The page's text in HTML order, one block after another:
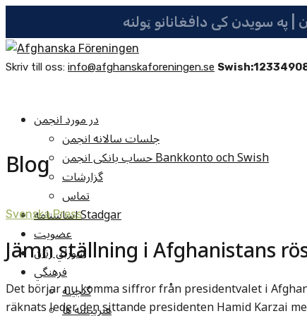
Skriv till oss: info@afghanskaforeningen.se
در مورد انجمن
جلسات سالانه انجمن
حساب بانکی انجمن Bankkonto och Swish
گزارشات
تماس
اساسنامه Stadgar
عضویت
شوراي زنان
فرهنگي
گنجينه
هنرپيشه ها
Blog
Svenska Press
Jämn ställning i Afghanistans
Det börjar nu komma siffror från presidentvalet i
räknats leder den sittande presidenten Hamid Karzai